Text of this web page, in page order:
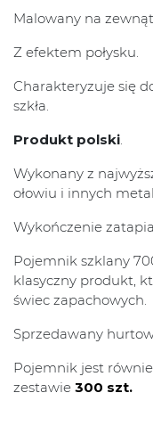
Malowany na
Z efektem połysku.
Charakteryzuje się
szkła.
Produkt polski.
Wykonany z
ołowiu i innych
Wykończenie
Pojemnik szklany
klasyczny produkt,
świec zapachowych.
Sprzedawany
Pojemnik jest
zestawie 300 szt.